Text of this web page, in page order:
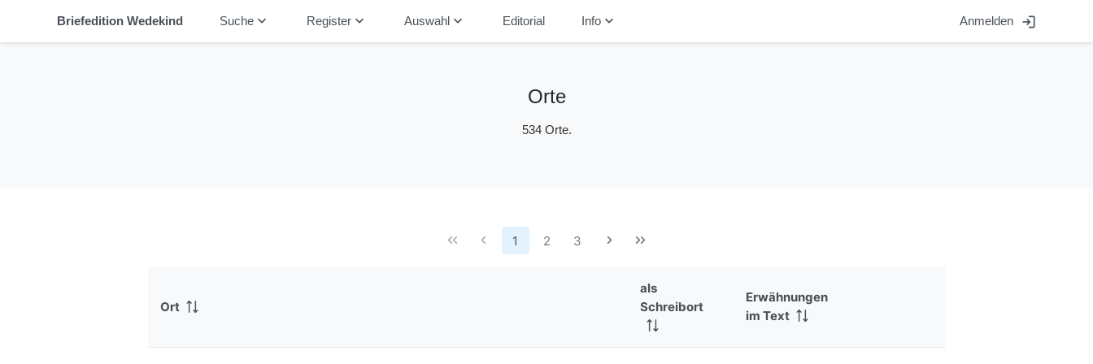
Briefedition Wedekind Suchekeyboard_arrow_down Registerkeyboard_arrow_down Auswahlkeyboard_arrow_down Editorial Infokeyboard_arrow_down Anmelden login
Orte
534 Orte.
1 2 3
Ort
als
Schreibort
Erwähnungen
im Text